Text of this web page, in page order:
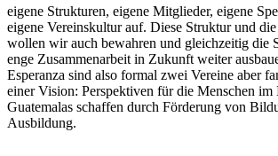
eigene Strukturen, eigene Mitglieder, eigene
eigene Vereinskultur auf. Diese Struktur und
wollen wir auch bewahren und gleichzeitig die
enge Zusammenarbeit in Zukunft weiter
Esperanza sind also formal zwei Vereine aber
einer Vision: Perspektiven für die Menschen im
Guatemalas schaffen durch Förderung von
Ausbildung.